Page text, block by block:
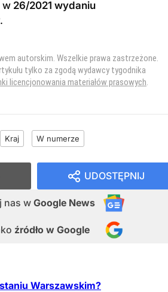
w 26/2021 wydaniu
.
autorskim. Wszelkie prawa zastrzeżone.
tylko za zgodą wydawcy tygodnika
licencjonowania materiałów prasowych
Kraj W numerze
UDOSTĘPNIJ
nas w Google News
źródło w Google
Warszawskim?